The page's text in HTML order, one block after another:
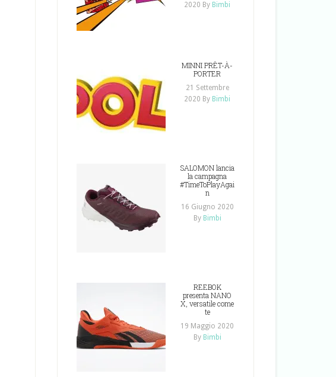
2020 By Bimbi
MINNI PRÊT-À-
PORTER
21 Settembre
2020 By Bimbi
SALOMON lancia
la campagna
#TimeToPlayAgai
n
16 Giugno 2020
By Bimbi
REEBOK
presenta NANO
X, versatile come
te
19 Maggio 2020
By Bimbi